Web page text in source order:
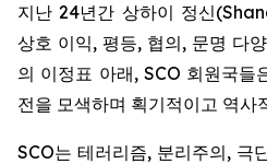
지난 24년간 상하이 정신
상호 이익, 평등, 협의, 문명 다
의 이정표 아래, SCO 회원국들
전을 모색하며 획기적이고 역사
SCO는 테러리즘, 분리주의, 극